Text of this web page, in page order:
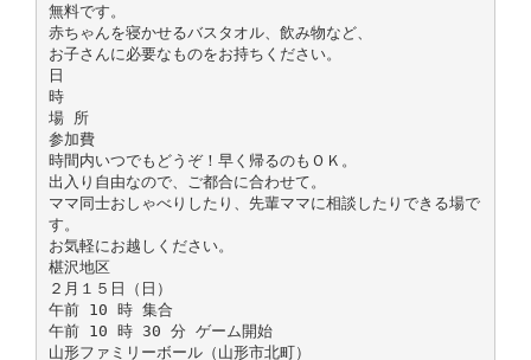
無料です。
赤ちゃんを寝かせるバスタオル、飲み物など、
お子さんに必要なものをお持ちください。
日
時
場 所
参加費
時間内いつでもどうぞ！早く帰るのもＯＫ。
出入り自由なので、ご都合に合わせて。
ママ同士おしゃべりしたり、先輩ママに相談したりできる場で
す。
お気軽にお越しください。
椹沢地区
２月１５日（日）
午前 10 時 集合
午前 10 時 30 分 ゲーム開始
山形ファミリーボール（山形市北町）